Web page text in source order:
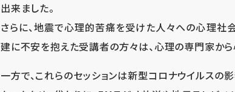
出来ました。
さらに、地震で心理的苦痛を受けた人々への心理社
建に不安を抱えた受講者の方々は、心理の専門家か
一方で、これらのセッションは新型コロナウイルスの